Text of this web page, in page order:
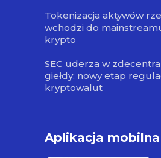
Tokenizacja aktywów
wchodzi do
krypto
SEC uderza w
giełdy: nowy etap
kryptowalut
Aplikacja mobilna